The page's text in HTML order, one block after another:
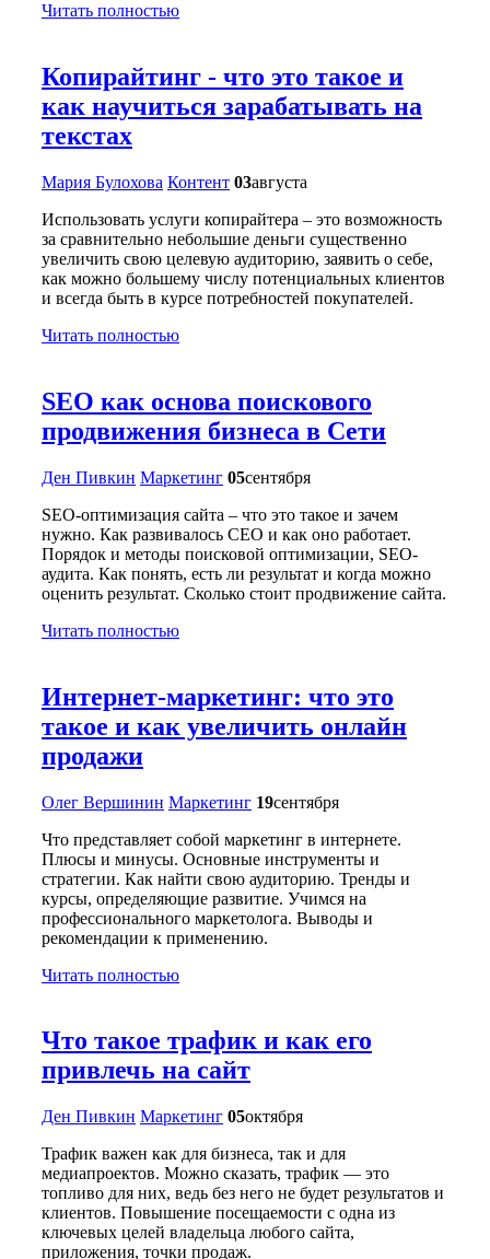
Читать полностью
Копирайтинг - что это такое и
как научиться зарабатывать на
текстах
Мария Булохова Контент 03августа
Использовать услуги копирайтера – это возможность
за сравнительно небольшие деньги существенно
увеличить свою целевую аудиторию, заявить о себе,
как можно большему числу потенциальных клиентов
и всегда быть в курсе потребностей покупателей.
Читать полностью
SEO как основа поискового
продвижения бизнеса в Сети
Ден Пивкин Маркетинг 05сентября
SEO-оптимизация сайта – что это такое и зачем
нужно. Как развивалось СЕО и как оно работает.
Порядок и методы поисковой оптимизации, SEO-
аудита. Как понять, есть ли результат и когда можно
оценить результат. Сколько стоит продвижение сайта.
Читать полностью
Интернет-маркетинг: что это
такое и как увеличить онлайн
продажи
Олег Вершинин Маркетинг 19сентября
Что представляет собой маркетинг в интернете.
Плюсы и минусы. Основные инструменты и
стратегии. Как найти свою аудиторию. Тренды и
курсы, определяющие развитие. Учимся на
профессионального маркетолога. Выводы и
рекомендации к применению.
Читать полностью
Что такое трафик и как его
привлечь на сайт
Ден Пивкин Маркетинг 05октября
Трафик важен как для бизнеса, так и для
медиапроектов. Можно сказать, трафик — это
топливо для них, ведь без него не будет результатов и
клиентов. Повышение посещаемости с одна из
ключевых целей владельца любого сайта,
приложения, точки продаж.